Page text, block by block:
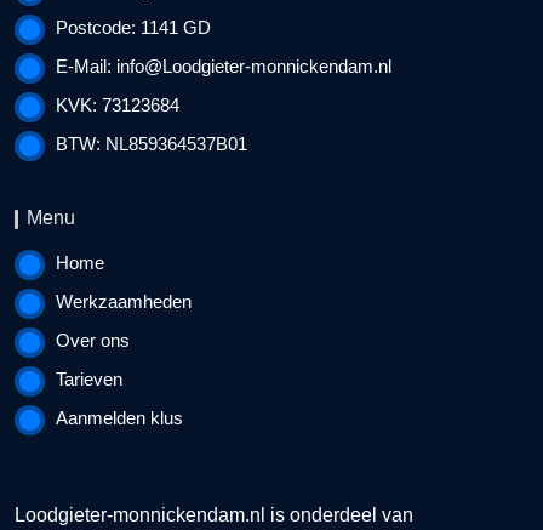
Postcode: 1141 GD
E-Mail: info@Loodgieter-monnickendam.nl
KVK: 73123684
BTW: NL859364537B01
Menu
Home
Werkzaamheden
Over ons
Tarieven
Aanmelden klus
Loodgieter-monnickendam.nl is onderdeel van